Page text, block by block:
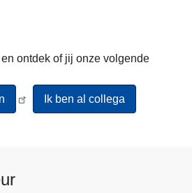
ontdek of jij onze volgende
Ik ben al collega